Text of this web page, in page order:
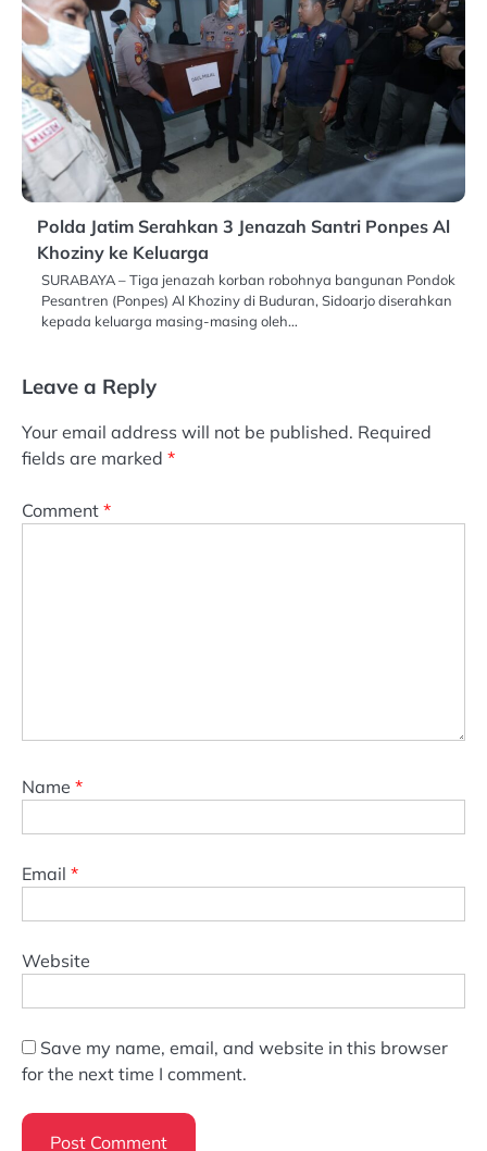
Polda Jatim Serahkan 3 Jenazah Santri Ponpes Al
Khoziny ke Keluarga
SURABAYA – Tiga jenazah korban robohnya bangunan Pondok
Pesantren (Ponpes) Al Khoziny di Buduran, Sidoarjo diserahkan
kepada keluarga masing-masing oleh…
Leave a Reply
Your email address will not be published. Required
fields are marked *
Comment *
Name *
Email *
Website
Save my name, email, and website in this browser
for the next time I comment.